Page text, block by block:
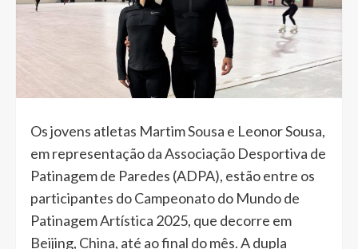
Os jovens atletas Martim Sousa e Leonor Sousa,
em representação da Associação Desportiva de
Patinagem de Paredes (ADPA), estão entre os
participantes do Campeonato do Mundo de
Patinagem Artística 2025, que decorre em
Beijing, China, até ao final do mês. A dupla